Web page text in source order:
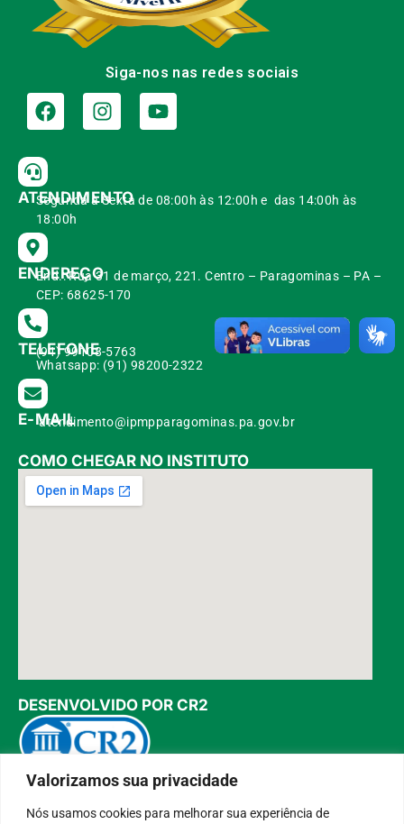
Valorizamos sua privacidade
Nós usamos cookies para melhorar sua experiência de
Siga-nos nas redes sociais
ATENDIMENTO
Segunda à Sexta de 08:00h às 12:00h e das 14:00h às
18:00h
ENDEREÇO
End.: Rua 31 de março, 221. Centro – Paragominas – PA –
CEP: 68625-170
TELEFONE
(91) 99108-5763
Whatsapp: (91) 98200-2322
E-MAIL
atendimento@ipmpparagominas.pa.gov.br
COMO CHEGAR NO INSTITUTO
Muito mais quecriar siteousistema para prefeituras
contrato que todas as exigências dasleis de transparência
DESENVOLVIDO POR CR2